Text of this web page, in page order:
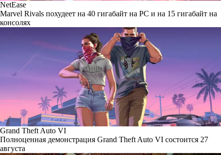
NetEase
Marvel Rivals похудеет на 40 гигабайт на PC и на 15 гигабайт на
консолях
Grand Theft Auto VI
Полноценная демонстрация Grand Theft Auto VI состоится 27
августа